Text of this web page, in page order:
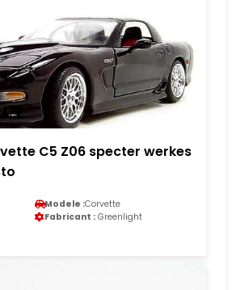
C5 Z06 specter werkes
Modele :Corvette
Fabricant : Greenlight